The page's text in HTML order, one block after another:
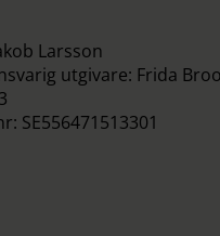
Larsson
utgivare: Frida
SE556471513301